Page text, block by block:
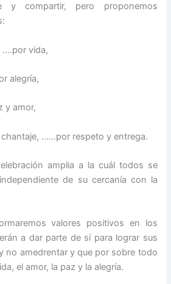
y compartir, pero proponemos
….por vida,
alegría,
y amor,
……por respeto y entrega.
amplia a la cuál todos se
de su cercanía con la
valores positivos en los
a dar parte de sí para lograr sus
no amedrentar y que por sobre todo
el amor, la paz y la alegría.